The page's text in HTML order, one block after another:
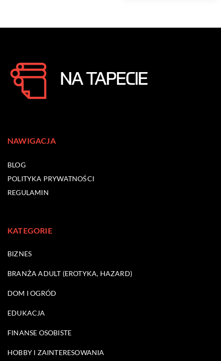
NAWIGACJA
BLOG
POLITYKA PRYWATNOŚCI
REGULAMIN
KATEGORIE
BIZNES
BRANŻA ADULT (EROTYKA, HAZARD)
DOM I OGRÓD
EDUKACJA
FINANSE OSOBISTE
HOBBY I ZAINTERESOWANIA